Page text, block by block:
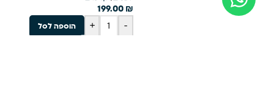
199.00 ₪
-
+ הוספה לסל